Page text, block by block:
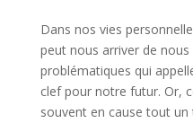
Dans nos vies
peut nous arriver de
problématiques qui
clef pour notre futur. Or,
souvent en cause tout